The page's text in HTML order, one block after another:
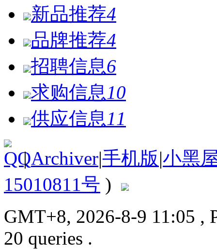
新品推荐4
品牌推荐4
招聘信息6
求购信息 10
供应信息 11
| Archiver|手机版|小黑
15010811号 )
GMT+8, 2026-8-9 11:05 ,
20 queries .